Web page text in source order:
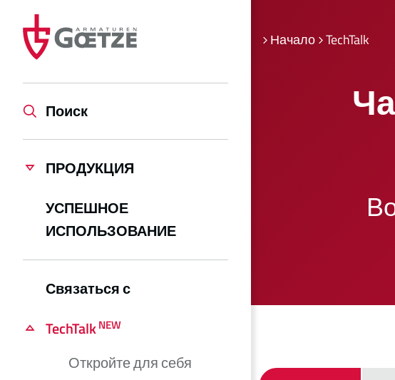
ПРОДУКЦИЯ
УСПЕШНОЕ
ИСПОЛЬЗОВАНИЕ
Связаться с
TechTalkNEW
Откройте для себя
Поиск
Начало TechTalk